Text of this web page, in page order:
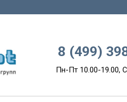
8 (499)
Пн-Пт 10.00-19.00,